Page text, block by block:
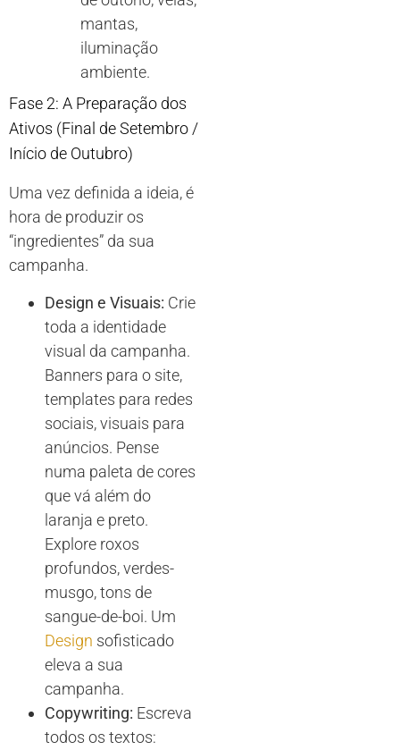
mantas,
iluminação
ambiente.
Fase 2: A Preparação dos
Ativos (Final de Setembro /
Início de Outubro)
Uma vez definida a ideia, é
hora de produzir os
“ingredientes” da sua
campanha.
Design e Visuais: Crie
toda a identidade
visual da campanha.
Banners para o site,
templates para redes
sociais, visuais para
anúncios. Pense
numa paleta de cores
que vá além do
laranja e preto.
Explore roxos
profundos, verdes-
musgo, tons de
sangue-de-boi. Um
Design sofisticado
eleva a sua
campanha.
Copywriting: Escreva
todos os textos: